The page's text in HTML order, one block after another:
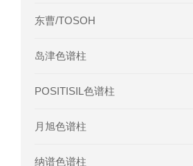
东曹/TOSOH
岛津色谱柱
POSITISIL色谱柱
月旭色谱柱
纳谱色谱柱